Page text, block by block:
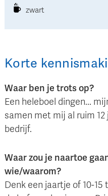
zwart
Korte
Waar ben je trots op?
Een heleboel dingen...
samen met mij al ruim
bedrijf.
Waar zou je naartoe
wie/waarom?
Denk een jaartje of 10-